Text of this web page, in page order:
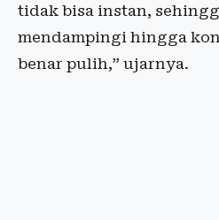
tidak bisa instan,
mendampingi hingga
benar pulih,” ujarnya.